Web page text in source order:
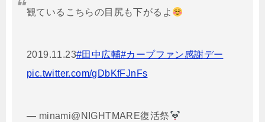
観ているこちらの目尻も下がるよ
2019.11.23#田中広輔#カープファン感謝デー
pic.twitter.com/gDbKfFJnFs
— minami@NIGHTMARE復活祭